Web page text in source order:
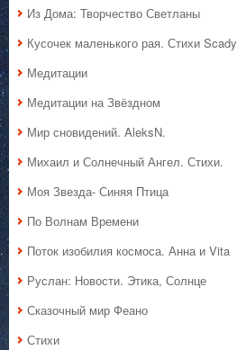
Из Дома: Творчество Светланы
Кусочек маленького рая. Стихи Scady
Медитации
Медитации на Звёздном
Мир сновидений. AleksN.
Михаил и Солнечный Ангел. Стихи.
Моя Звезда- Синяя Птица
По Волнам Времени
Поток изобилия космоса. Анна и Vita
Руслан: Новости. Этика, Солнце
Сказочный мир Феано
Стихи